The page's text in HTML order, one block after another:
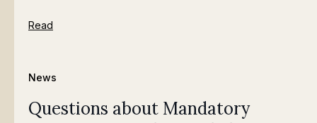
Read
News
Questions about Mandatory